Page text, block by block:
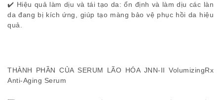
✔️ Hiệu quả làm dịu và tái tạo da: ổn định và làm dịu các làn
da đang bị kích ứng, giúp tạo màng bảo vệ phục hồi da hiệu
quả.
THÀNH PHẦN CỦA SERUM LÃO HÓA JNN-II VolumizingRx
Anti-Aging Serum